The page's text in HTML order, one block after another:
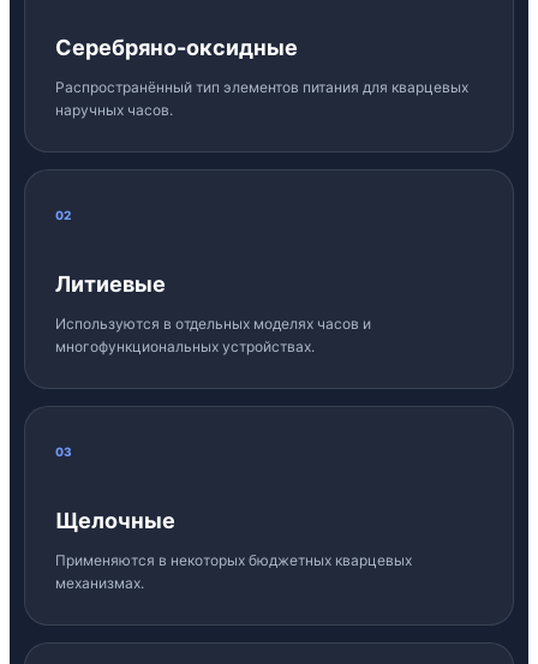
Серебряно-оксидные
Распространённый тип элементов питания для кварцевых
наручных часов.
02
Литиевые
Используются в отдельных моделях часов и
многофункциональных устройствах.
03
Щелочные
Применяются в некоторых бюджетных кварцевых
механизмах.